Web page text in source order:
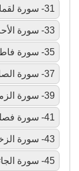
31- سورة لقمان
33- سورة الأحزاب
35- سورة فاطر
37- سورة الصافات
39- سورة الزمر
41- سورة فصلت
43- سورة الزخرف
45- سورة الجاثية